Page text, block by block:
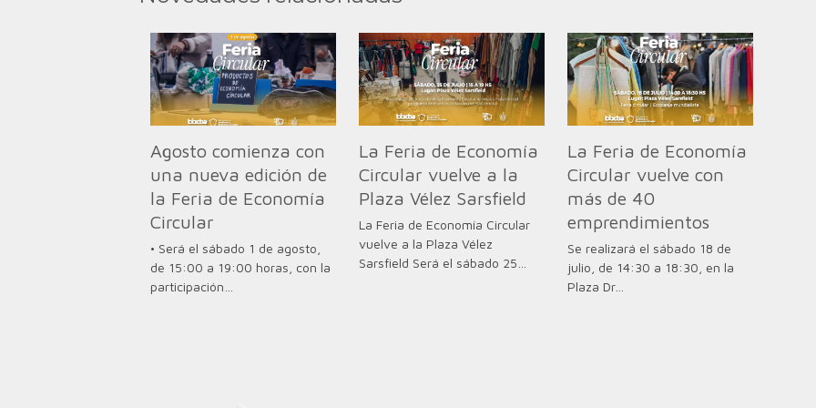
Agosto comienza con
una nueva edición de
la Feria de Economía
Circular
• Será el sábado 1 de agosto,
de 15:00 a 19:00 horas, con la
participación…
La Feria de Economía
Circular vuelve a la
Plaza Vélez Sarsfield
La Feria de Economía Circular
vuelve a la Plaza Vélez
Sarsfield Será el sábado 25…
La Feria de Economía
Circular vuelve con
más de 40
emprendimientos
Se realizará el sábado 18 de
julio, de 14:30 a 18:30, en la
Plaza Dr…